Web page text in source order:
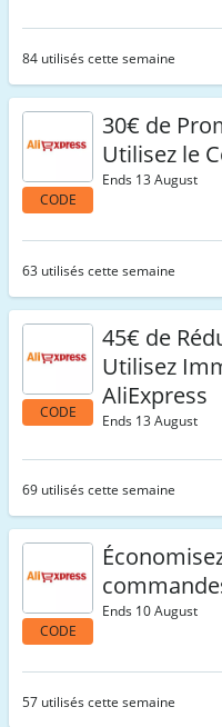
84 utilisés cette semaine
CODE
30€ de
Utilisez le
Ends 13 August
63 utilisés cette semaine
CODE
45€ de
Utilisez
AliExpress
Ends 13 August
69 utilisés cette semaine
CODE
Ends 10 August
57 utilisés cette semaine